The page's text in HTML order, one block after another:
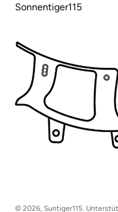
Sonnentiger115
Produkt
Wiring Kit
Installation
Kontaktiere uns
Rückgaberecht
Datenschutz-
© 2026, Suntiger115.